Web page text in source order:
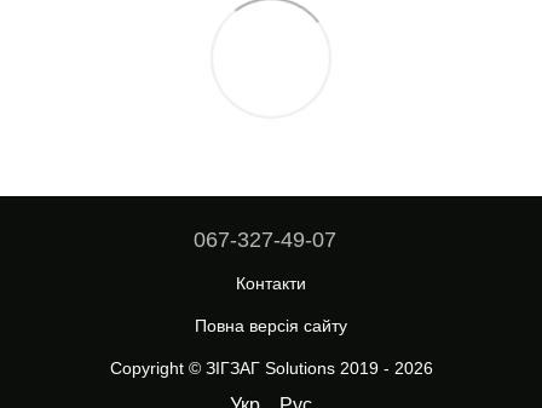
067-327-49-07
Контакти
Повна версія сайту
Copyright © ЗІГЗАГ Solutions 2019 - 2026